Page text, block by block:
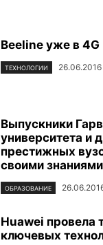
Beeline уже в 4G
ТЕХНОЛОГИИ
Выпускники
университета и
престижных
своими
ОБРАЗОВАНИЕ
Huawei провела
ключевых